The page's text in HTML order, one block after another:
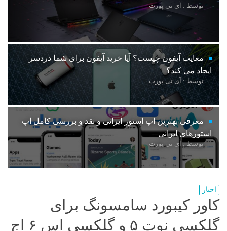
توسط : آی تی پورت
معایب آیفون چیست؟ آیا خرید آیفون برای شما دردسر
ایجاد می کند؟
توسط : آی تی پورت
معرفی بهترین اپ استور ایرانی و نقد و بررسی کامل اپ
استورهای ایرانی
توسط : آی تی پورت
اخبار
کاور کیبورد سامسونگ برای
گلکسی نوت ۵ و گلکسی اس ۶ اج